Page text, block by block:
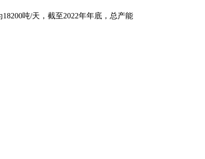
吨/天，截至2022年年底，总产能